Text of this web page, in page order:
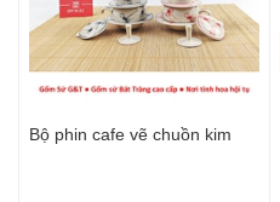
Bộ phin cafe vẽ chuồn kim